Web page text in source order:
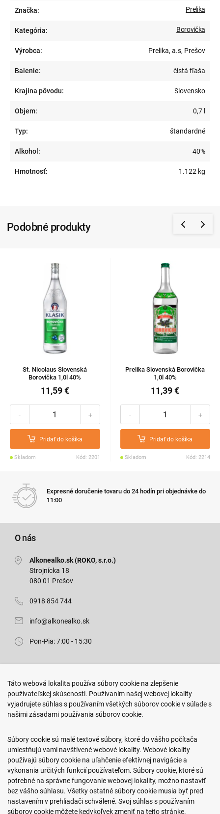
Značka: Prelika
Kategória: Borovička
Výrobca: Prelika, a.s, Prešov
Balenie: čistá fľaša
Krajina pôvodu: Slovensko
Objem: 0,7 l
Typ: štandardné
Alkohol: 40%
Hmotnosť: 1.122 kg
Podobné produkty
St. Nicolaus Slovenská
Borovička 1,0l 40%
11,59 €
- +
Pridať do košíka
Skladom Kód: 2201
Prelika Slovenská Borovička
1,0l 40%
11,39 €
- +
Pridať do košíka
Skladom Kód: 2214
Expresné doručenie tovaru do 24 hodín pri objednávke do
11:00
O nás
Alkonealko.sk (ROKO, s.r.o.)
Strojnícka 18
080 01 Prešov
0918 854 744
info@alkonealko.sk
Pon-Pia: 7:00 - 15:30
Arm. gen. Svobodu 23/A
080 01 Prešov
0917 466 578
sekcovpredajna@doroka.sk
Pon-Ned: 9:00 - 20:00
Podmienky nákupu
Táto webová lokalita používa súbory cookie na zlepšenie
používateľskej skúsenosti. Používaním našej webovej lokality
vyjadrujete súhlas s používaním všetkých súborov cookie v súlade s
našimi zásadami používania súborov cookie.
Súbory cookie sú malé textové súbory, ktoré do vášho počítača
umiestňujú vami navštívené webové lokality. Webové lokality
používajú súbory cookie na uľahčenie efektívnej navigácie a
vykonania určitých funkcií používateľom. Súbory cookie, ktoré sú
potrebné na správne fungovanie webovej lokality, možno nastaviť
bez vášho súhlasu. Všetky ostatné súbory cookie musia byť pred
nastavením v prehliadači schválené. Svoj súhlas s používaním
súborov cookie môžete kedykoľvek zmeniť na tejto stránke.